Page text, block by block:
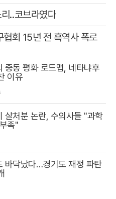
‥코브라였다
회 15년 전 흑역사 폭로
중동 평화 로드맵, 네타냐후
이유
살처분 논란, 수의사들 "과학
족"
바닥났다…경기도 재정 파탄